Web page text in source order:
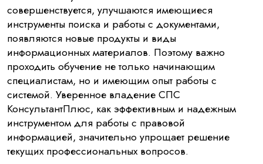
совершенствуется, улучшаются имеющиеся
инструменты поиска и работы с документами,
появляются новые продукты и виды
информационных материалов. Поэтому важно
проходить обучение не только начинающим
специалистам, но и имеющим опыт работы с
системой. Уверенное владение СПС
КонсультантПлюс, как эффективным и надежным
инструментом для работы с правовой
информацией, значительно упрощает решение
текущих профессиональных вопросов.